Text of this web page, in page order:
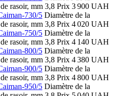
rasoir, mm 3,8 Prix 3 900 UAH
730/5 Diamètre de la
rasoir, mm 3,8 Prix 4 020 UAH
750/5 Diamètre de la
rasoir, mm 3,8 Prix 4 140 UAH
800/5 Diamètre de la
rasoir, mm 3,8 Prix 4 380 UAH
900/5 Diamètre de la
rasoir, mm 3,8 Prix 4 800 UAH
950/5 Diamètre de la